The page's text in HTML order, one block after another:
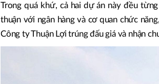
Trong quá khứ, cả hai dự án này đều
thuận với ngân hàng và cơ quan chức
Công ty Thuận Lợi trúng đấu giá và nhận